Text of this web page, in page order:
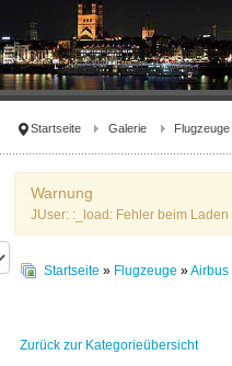
Startseite Galerie Flugzeuge
Warnung
JUser: :_load: Fehler beim
Startseite » Flugzeuge »Airbus
Zurück zur Kategorieübersicht